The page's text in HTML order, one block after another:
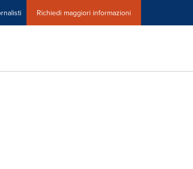
Richiedi maggiori informazioni